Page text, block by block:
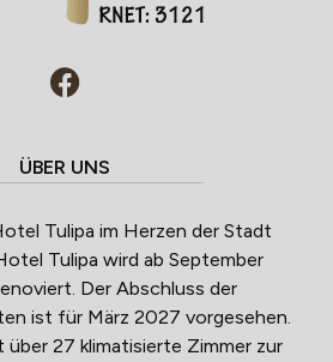
ÜBER UNS
Tulipa im Herzen der Stadt
Tulipa wird ab September
Der Abschluss der
ist für März 2027 vorgesehen.
27 klimatisierte Zimmer zur